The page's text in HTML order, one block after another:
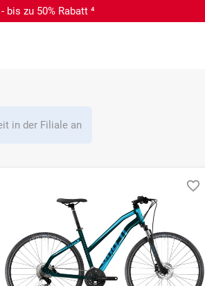
bis zu 50% Rabatt ⁴
in der Filiale an